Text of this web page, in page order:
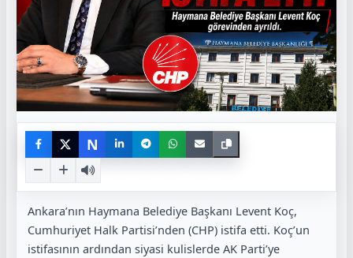
N
Ankara’nın Haymana Belediye Başkanı Levent Koç,
Cumhuriyet Halk Partisi’nden (CHP) istifa etti. Koç’un
istifasının ardından siyasi kulislerde AK Parti’ye